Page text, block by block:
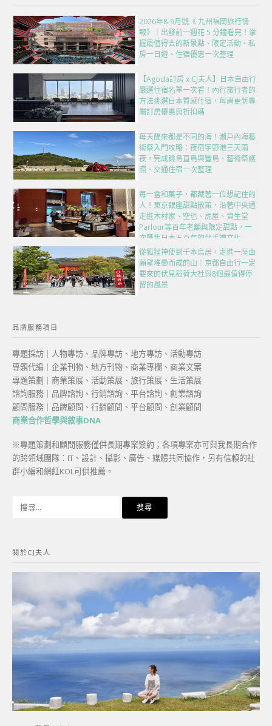
2026年8-9月號《 九州福岡旅行情
報》｜出發前一週花 5 分鐘看完！掌
握最值得去的新景點、限定活動、私
房一日遊、住宿優惠一次整理
【Agoda訂房 x CJ夫人】日本自由行
嚴選住宿名單一次看！內行旅行者的
方法挑選日本質感住宿，每周更新專
屬訂房優惠與折扣碼
每天醒來都是不同的海！瀨戶內海藝
術祭入門攻略：夜宿宇野港三天兩
夜，完成跳島直島與豐島、藝術祭護
照、交通住宿一次整理
每一盒和菓子，都藏著一位想記住的
人！東京銀座甜點散策，沿著中央通
走進木村家、空也、虎屋、資生堂
Parlour等百年老舖與限定甜點，一
次匯集日本五百年的伴手禮文化
從狐狸神使到千本鳥居，走進一座由
願望堆疊而成的山｜京都自由行一定
要來的伏見稻荷大社與8個最值得停
留的風景
品牌服務項目
專題採訪｜人物專訪、品牌專訪、地方專訪、活動專訪
專題代編｜企業刊物、地方刊物、商業專欄、商業文案
專題策劃｜商業策展、活動策展、旅行策展、生活策展
諮詢服務｜品牌諮詢、行銷諮詢、平台諮詢、創業諮詢
顧問服務｜品牌顧問、行銷顧問、平台顧問、創業顧問
商業合作哲學與敘事DNA
※專題策劃和顧問服務僅供長期專案簽約；各項專案亦可與我長期合作
的跨領域團隊：IT、設計、攝影、廣告、媒體共同協作，另有信賴的社
群小編和網紅KOL可供推薦。
字:
關於CJ夫人